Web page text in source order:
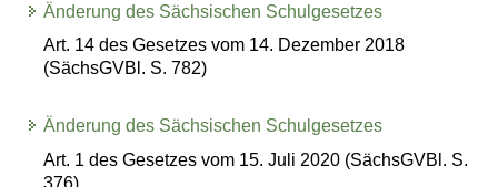
Änderung des Sächsischen Schulgesetzes
Art. 14 des Gesetzes vom 14. Dezember 2018
(SächsGVBl. S. 782)
Änderung des Sächsischen Schulgesetzes
Art. 1 des Gesetzes vom 15. Juli 2020 (SächsGVBl. S.
376)